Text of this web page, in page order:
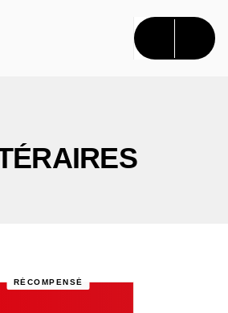
CONTENU
RÉCOMPENSÉ